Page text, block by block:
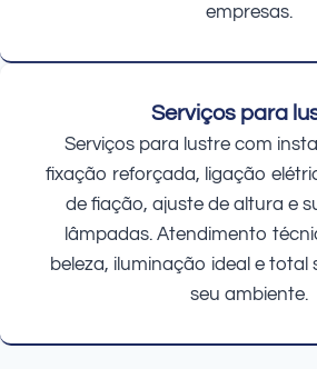
empresas.
Serviços para
Serviços para lustre com
fixação reforçada, ligação
de fiação, ajuste de altura e
lâmpadas. Atendimento
beleza, iluminação ideal e total
seu ambiente.